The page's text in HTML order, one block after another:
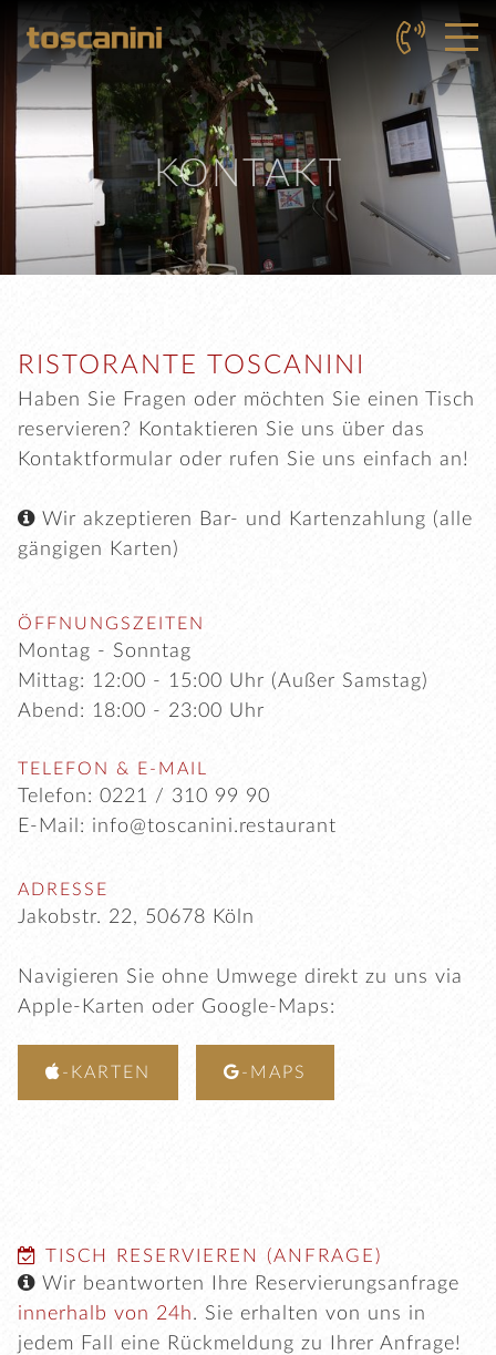
KONTAKT
RISTORANTE TOSCANINI
Haben Sie Fragen oder möchten Sie einen Tisch
reservieren? Kontaktieren Sie uns über das
Kontaktformular oder rufen Sie uns einfach an!
 Wir akzeptieren Bar- und Kartenzahlung (alle
gängigen Karten)
ÖFFNUNGSZEITEN
Montag - Sonntag
Mittag: 12:00 - 15:00 Uhr (Außer Samstag)
Abend: 18:00 - 23:00 Uhr
TELEFON & E-MAIL
Telefon: 0221 / 310 99 90
E-Mail: info@toscanini.restaurant
ADRESSE
Jakobstr. 22, 50678 Köln
Navigieren Sie ohne Umwege direkt zu uns via
Apple-Karten oder Google-Maps:
-KARTEN -MAPS
 TISCH RESERVIEREN (ANFRAGE)
 Wir beantworten Ihre Reservierungsanfrage
innerhalb von 24h. Sie erhalten von uns in
jedem Fall eine Rückmeldung zu Ihrer Anfrage!